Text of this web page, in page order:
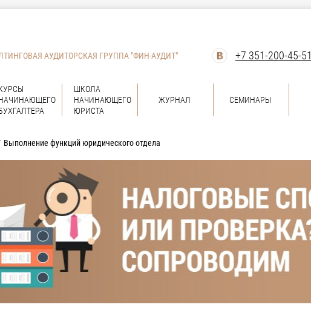
АУДИТОРСКАЯ ГРУППА "ФИН-АУДИТ" +7 351-200-45-51
ШКОЛА
НАЧИНАЮЩЕГО
ЮРИСТА
ЖУРНАЛ СЕМИНАРЫ
Выполнение функций юридического отдела